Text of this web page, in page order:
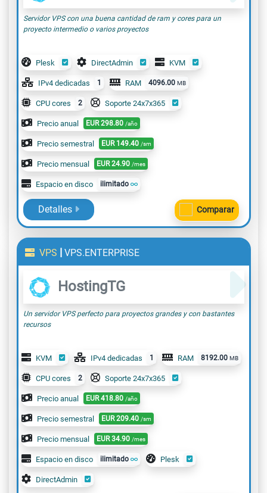
Servidor VPS con una buena cantidad de ram y cores para un
proyecto intermedio o varios proyectos
Plesk DirectAdmin KVM
IPv4 dedicadas 1 RAM 4096.00 MB
CPU cores 2 Soporte 24x7x365
Precio anual EUR 298.80 /año
Precio semestral EUR 149.40 /sm
Precio mensual EUR 24.90 /mes
Espacio en disco ilimitado
Detalles Comparar
VPS | VPS.ENTERPRISE
HostingTG
Un servidor VPS perfecto para proyectos grandes y con bastantes
recursos
KVM IPv4 dedicadas 1 RAM 8192.00 MB
CPU cores 2 Soporte 24x7x365
Precio anual EUR 418.80 /año
Precio semestral EUR 209.40 /sm
Precio mensual EUR 34.90 /mes
Espacio en disco ilimitado Plesk
DirectAdmin